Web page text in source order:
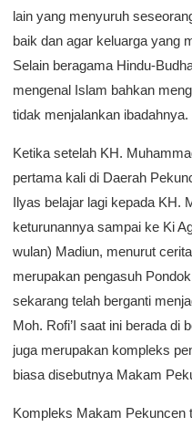
lain yang menyuruh
baik dan agar keluarga yang
Selain beragama Hindu-
mengenal Islam bahkan
tidak menjalankan ibadahnya.
Ketika setelah KH.
pertama kali di Daerah
Ilyas belajar lagi kepada KH.
keturunannya sampai ke Ki
wulan) Madiun, menurut
merupakan pengasuh
sekarang telah berganti
Moh. Rofi’I saat ini berada di
juga merupakan kompleks
biasa disebutnya Makam
Kompleks Makam Pekuncen